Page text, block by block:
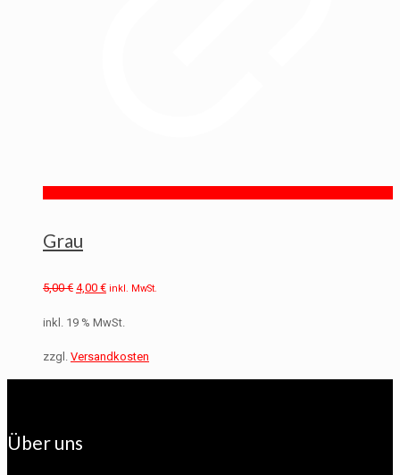
Grau
5,00€ 4,00 € inkl. MwSt.
inkl. 19 % MwSt.
zzgl. Versandkosten
Über uns